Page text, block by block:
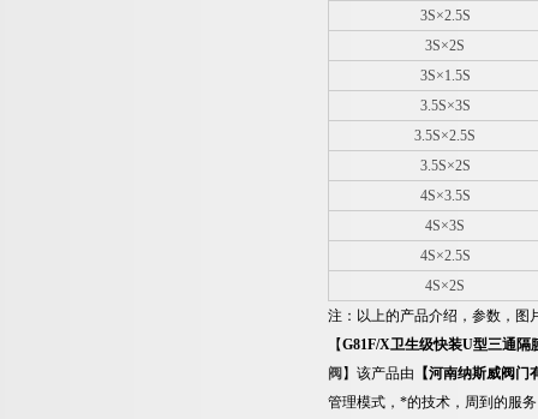
3S×2.5S
3S×2S
3S×1.5S
3.5S×3S
3.5S×2.5S
3.5S×2S
4S×3.5S
4S×3S
4S×2.5S
4S×2S
注：以上的产品介绍，参数，图
【G81F/X卫生级快装U型三通隔
阀 】 该产品由 【河南纳斯威阀门
管理模式，*的技术，周到的服